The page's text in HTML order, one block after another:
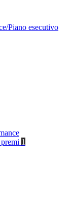
Piano esecutivo
1